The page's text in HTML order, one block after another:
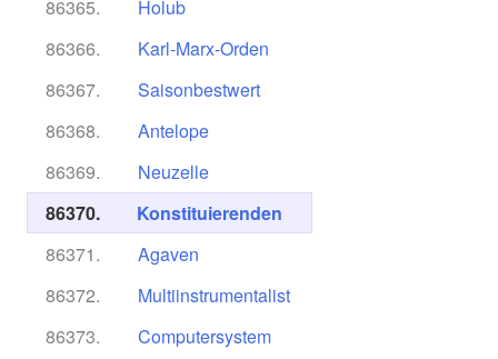
86365.
Holub
86366.
Karl-Marx-Orden
86367.
Saisonbestwert
86368.
Antelope
86369.
Neuzelle
86370.
Konstituierenden
86371.
Agaven
86372.
Multiinstrumentalist
86373.
Computersystem